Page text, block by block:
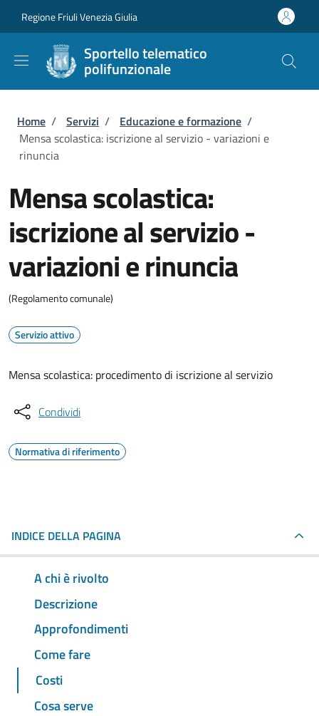
Regione Friuli Venezia Giulia
Sportello telematico
polifunzionale
Briciole di pane
Home / Servizi / Educazione e formazione /
Mensa scolastica: iscrizione al servizio - variazioni e
rinuncia
Mensa scolastica:
iscrizione al servizio -
variazioni e rinuncia
(Regolamento comunale)
Servizio attivo
Mensa scolastica: procedimento di iscrizione al servizio
Condividi
Normativa di riferimento
INDICE DELLA PAGINA
A chi è rivolto
Descrizione
Approfondimenti
Come fare
Costi
Cosa serve